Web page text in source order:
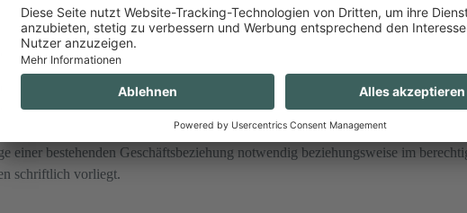
Innsbruck GmbH (CMI) verarbeitet werden. Die von Ihnen zur Verfügung
und Messe Innsbruck GmbH an Dritte weitergeleitet, falls dies zur
notwendig sein sollte.
übermittelt werden, so geschieht dies nur in Länder, die gemäß der
nicht der Fall sein, wird die CMI Maßnahmen setzen, um zu gewährleisten,
Vereinbarungen mit den betreffenden Empfängern ab. Die
einer bestehenden Geschäftsbeziehung notwendig beziehungsweise im
schriftlich vorliegt.